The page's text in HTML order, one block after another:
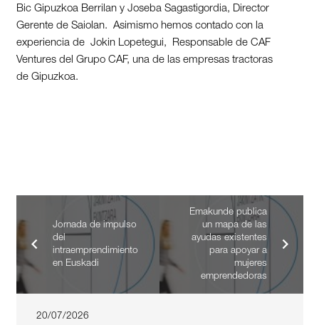
Bic Gipuzkoa Berrilan y Joseba Sagastigordia, Director
Gerente de Saiolan. Asimismo hemos contado con la
experiencia de Jokin Lopetegui, Responsable de CAF
Ventures del Grupo CAF, una de las empresas tractoras
de Gipuzkoa.
Jornada de impulso
del
intraemprendimiento
en Euskadi
Emakunde publica
un mapa de las
ayudas existentes
para apoyar a
mujeres
emprendedoras
20/07/2026